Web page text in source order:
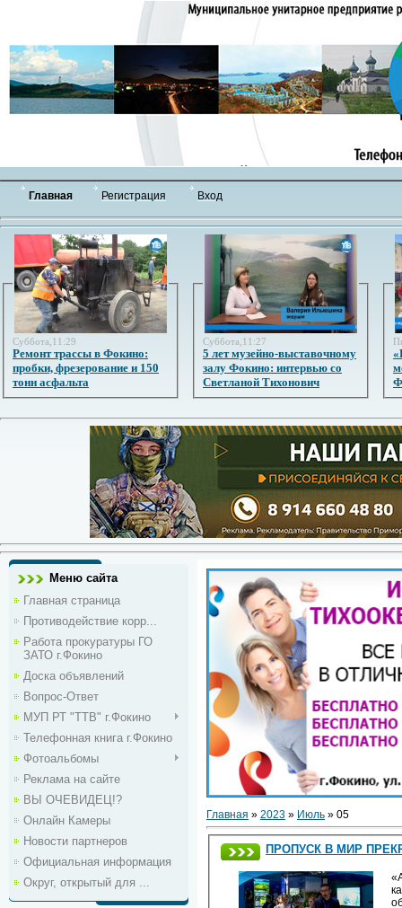
Главная Регистрация Вход
Суббота,11:29
Ремонт трассы в Фокино:
пробки, фрезерование и 150
тонн асфальта
Суббота,11:27
5 лет музейно-выставочному
залу Фокино: интервью со
Светланой Тихонович
Меню сайта
Главная страница
Противодействие корр...
Работа прокуратуры ГО
ЗАТО г.Фокино
Доска объявлений
Вопрос-Ответ
МУП РТ "ТТВ" г.Фокино
Телефонная книга г.Фокино
Фотоальбомы
Реклама на сайте
ВЫ ОЧЕВИДЕЦ!?
Онлайн Камеры
Новости партнеров
Официальная информация
Округ, открытый для ...
Главная » 2023 » Июль » 05
ПРОПУСК В МИР